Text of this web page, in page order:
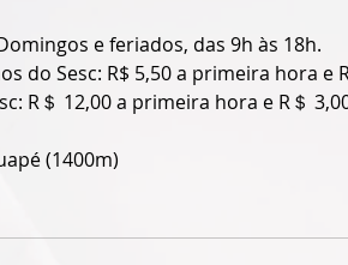
e feriados, das 9h às 18h.
do Sesc: R$ 5,50 a primeira hora e
R＄ 12,00 a primeira hora e R＄
(1400m)